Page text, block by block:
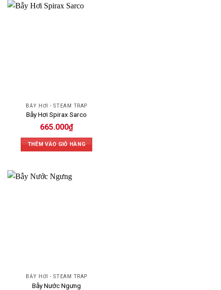
BẪY HƠI - STEAM TRAP
Bẫy Hơi Spirax Sarco
665.000₫
THÊM VÀO GIỎ HÀNG
BẪY HƠI - STEAM TRAP
Bẫy Nước Ngưng